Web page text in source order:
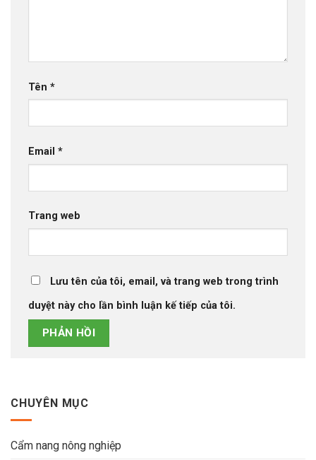
Tên *
Email *
Trang web
Lưu tên của tôi, email, và trang web trong trình
duyệt này cho lần bình luận kế tiếp của tôi.
CHUYÊN MỤC
Cẩm nang nông nghiệp